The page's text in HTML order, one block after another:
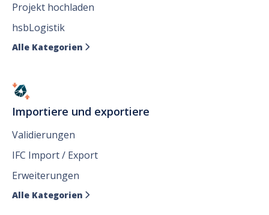
Projekt hochladen
hsbLogistik
Alle Kategorien 
Importiere und exportiere
Validierungen
IFC Import / Export
Erweiterungen
Alle Kategorien 